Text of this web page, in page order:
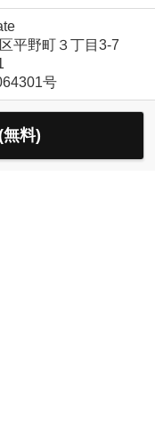
平野町３丁目3-7
号
料)